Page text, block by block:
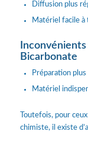
Diffusion plus
Matériel facile à
Bicarbonate
Préparation plus
Matériel
Toutefois, pour
chimiste, il existe